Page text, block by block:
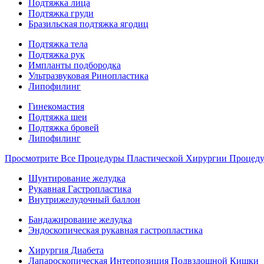
Подтяжка лица
Подтяжка груди
Бразильская подтяжка ягодиц
Подтяжка тела
Подтяжка рук
Импланты подбородка
Ультразвуковая Ринопластика
Липофилинг
Гинекомастия
Подтяжка шеи
Подтяжка бровей
Липофилинг
Просмотрите Все Процедуры Пластической Хирургии
Шунтирование желудка
Рукавная Гастропластика
Внутрижелудочный баллон
Бандажирование желудка
Эндоскопическая рукавная гастропластика
Хирургия Диабета
Лапароскопическая Интерпозиция Подвздошной Кишки